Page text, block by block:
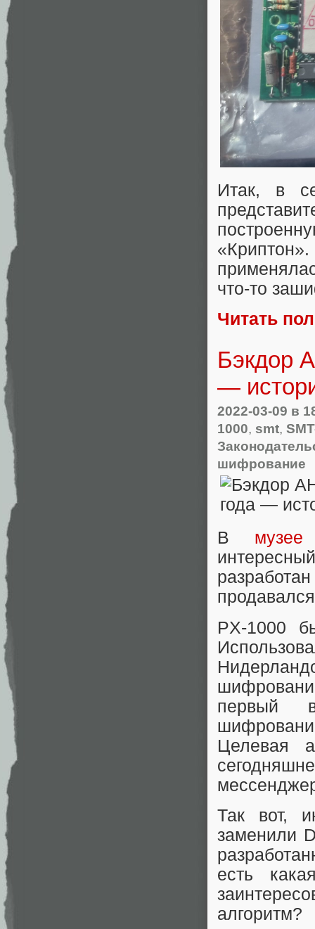
Итак, в
что-то
Читать
Бэкдор
—
2022-03-09 в
1000, smt,
шифрование
В музее
PX-1000
первый
Целевая
Так вот,
заменили
есть
алгоритм?